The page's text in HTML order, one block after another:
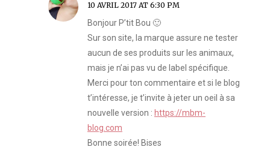
10 AVRIL 2017 AT 6:30 PM
Bonjour P’tit Bou 🙂
Sur son site, la marque assure ne tester
aucun de ses produits sur les animaux,
mais je n’ai pas vu de label spécifique.
Merci pour ton commentaire et si le blog
t’intéresse, je t’invite à jeter un oeil à sa
nouvelle version : https://mbm-
blog.com
Bonne soirée! Bises